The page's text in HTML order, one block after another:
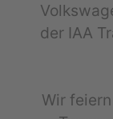
der IAA
Wir